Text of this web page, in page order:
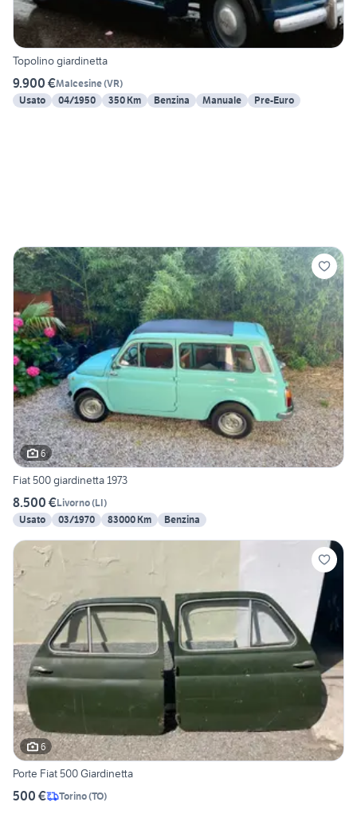
Topolino giardinetta
9.900 €Malcesine(VR)
Usato
04/1950 350 Km Benzina Manuale Pre-Euro
6
Fiat 500 giardinetta 1973
8.500 €Livorno(LI)
Usato
03/1970 83000 Km Benzina
6
Porte Fiat 500 Giardinetta
500 € Torino(TO)